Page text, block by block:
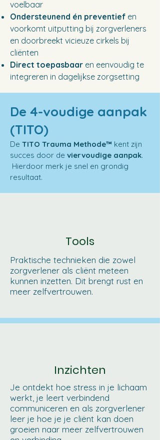
voelbaar
Ondersteunend én preventief en
voorkomt uitputting bij zorgverleners
en doorbreekt vicieuze cirkels bij
cliënten
Direct toepasbaar en eenvoudig te
integreren in dagelijkse zorgsetting
De 4-voudige aanpak
(TITO)​
De TITO Trauma Methode™ kent zijn
succes door de viervoudige aanpak.
Hierdoor merk je snel en grondig
resultaat.
Tools
Praktische technieken die zowel
zorgverlener als cliënt meteen
kunnen inzetten. Dit brengt rust en
meer zelfvertrouwen.
Inzichten
Je ontdekt hoe stress in je lichaam
werkt, je leert verbindend
communiceren en als zorgverlener
leer je hoe je je cliënt kan doen
groeien naar meer zelfvertrouwen